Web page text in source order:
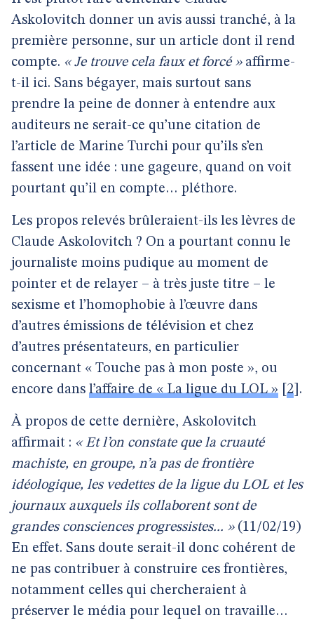
Askolovitch donner un avis aussi tranché, à la
première personne, sur un article dont il rend
compte. « Je trouve cela faux et forcé »affirme-
t-il ici. Sans bégayer, mais surtout sans
prendre la peine de donner à entendre aux
auditeurs ne serait-ce qu’une citation de
l’article de Marine Turchi pour qu’ils s’en
fassent une idée : une gageure, quand on voit
pourtant qu’il en compte… pléthore.
Les propos relevés brûleraient-ils les lèvres de
Claude Askolovitch ? On a pourtant connu le
journaliste moins pudique au moment de
pointer et de relayer – à très juste titre – le
sexisme et l’homophobie à l’œuvre dans
d’autres émissions de télévision et chez
d’autres présentateurs, en particulier
concernant « Touche pas à mon poste », ou
encore dans l’affaire de « La ligue du LOL » 2 .
À propos de cette dernière, Askolovitch
affirmait : « Et l’on constate que la cruauté
machiste, en groupe, n’a pas de frontière
idéologique, les vedettes de la ligue du LOL et les
journaux auxquels ils collaborent sont de
grandes consciences progressistes... »(11/02/19)
En effet. Sans doute serait-il donc cohérent de
ne pas contribuer à construire ces frontières,
notamment celles qui chercheraient à
préserver le média pour lequel on travaille…